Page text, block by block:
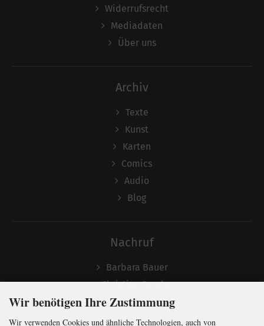
Widerrufsrecht
Mediadaten
Über uns
Archiv
Texte
Kunst
Karten
Comics
Audio
Blog
Nachruf
Barbara Bauer
Christian Semler
Wir benötigen Ihre Zustimmung
Wir verwenden Cookies und ähnliche Technologien, auch von